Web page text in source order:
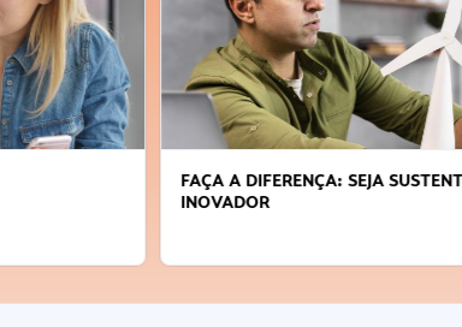
FAÇA A DIFERENÇA: SEJA SUSTENTÁVEL, SEJA